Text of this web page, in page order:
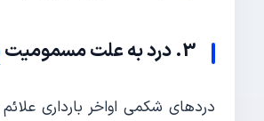
3. درد به علت مسمومیت
دردهای شکمی اواخر بارداری